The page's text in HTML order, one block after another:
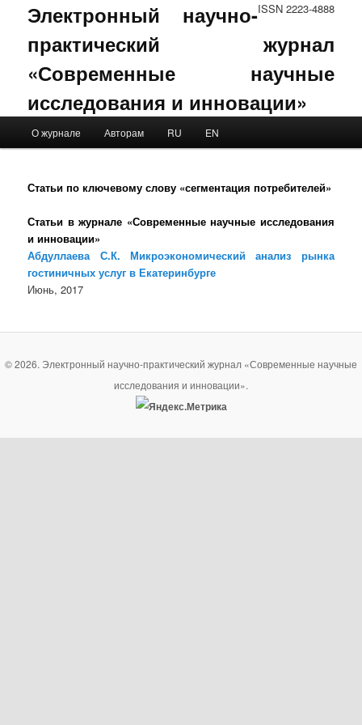
ISSN 2223-4888
Электронный научно-
практический журнал
«Современные научные
исследования и инновации»
Skip to primary content
Skip to secondary content
О журнале Авторам RU EN
Статьи по ключевому слову «сегментация потребителей»
Статьи в журнале «Современные научные исследования
и инновации»
Абдуллаева С.К. Микроэкономический анализ рынка
гостиничных услуг в Екатеринбурге
Июнь, 2017
© 2026. Электронный научно-практический журнал «Современные научные
исследования и инновации».